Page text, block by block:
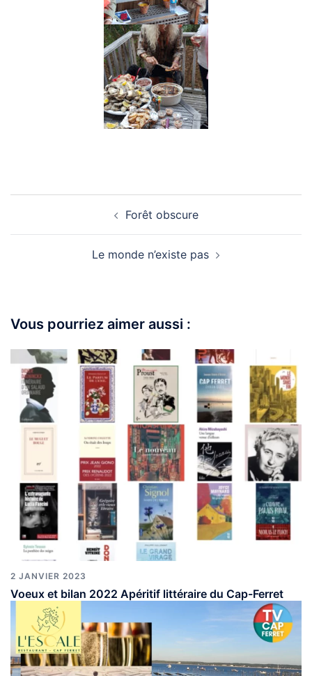
Forêt obscure
Le monde n’existe pas
Vous pourriez aimer aussi :
2 JANVIER 2023
Voeux et bilan 2022 Apéritif littéraire du Cap-Ferret